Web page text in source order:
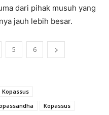
dari pihak musuh yang
jauh lebih besar.
5 6
Kopassus
Kopassus